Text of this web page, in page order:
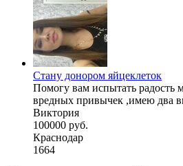
Стану донором яйцеклеток
Помогу вам испытать радость
вредных привычек ,имею два
Виктория
100000 руб.
Краснодар
1664